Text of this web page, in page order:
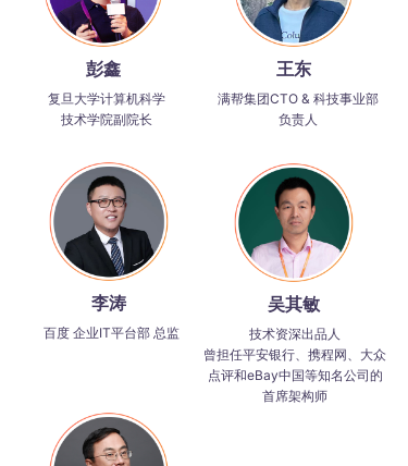
彭鑫
复旦大学计算机科学
技术学院副院长
李涛
百度 企业IT平台部 总监
王东
满帮集团CTO & 科技事业部
负责人
吴其敏
技术资深出品人
曾担任平安银行、携程网、大众
点评和eBay中国等知名公司的
首席架构师